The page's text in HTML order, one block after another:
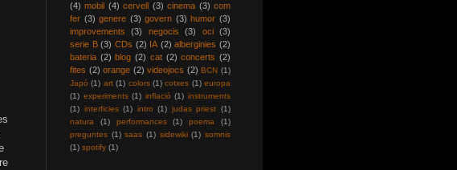
(4) mobil (4) cervell (3) cinema (3) com
fer (3) genere (3) govern (3) humor (3)
improvements
(3) negocis (3) oci
(3)
serie B (3) CDs (2) IA (2) alberginies (2)
bateria (2) blog (2) cat (2) concerts (2)
fites (2) orange (2) videojocs (2) BCN (1)
Japó (1) art (1) colors (1) cotxes (1) europa
(1) experiments (1) inflació (1) instruments
(1) interficies (1) intro (1) judas priest (1)
natura
(1) performances (1) poema
(1)
preguntes (1) saas (1) sidewiki (1) somnis
(1) spotify (1)